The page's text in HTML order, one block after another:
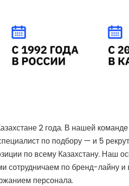
2 года. В нашей
по подбору — и 5
по всему Казахстану. Наш
сотрудничаем по бренд-лайну и
персонала.